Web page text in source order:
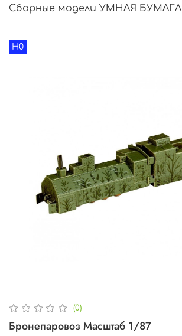
Сборные модели УМНАЯ БУМАГА
H0
(0)
Бронепаровоз Масштаб 1/87